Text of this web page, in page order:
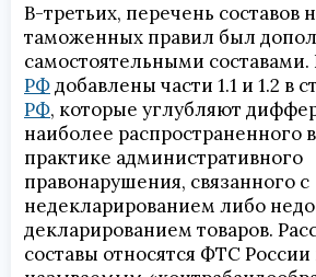
В-третьих, перечень составов
таможенных правил был
самостоятельными составами.
РФдобавлены части 1.1 и 1.2 в
РФ, которые углубляют
наиболее распространенного
практике административного
правонарушения, связанного с
недекларированием либо
декларированием товаров.
составы относятся ФТС России